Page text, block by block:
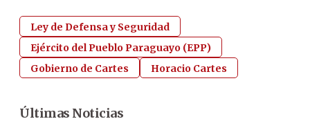
Ley de Defensa y Seguridad
Ejército del Pueblo Paraguayo (EPP)
Gobierno de Cartes
Horacio Cartes
Últimas Noticias